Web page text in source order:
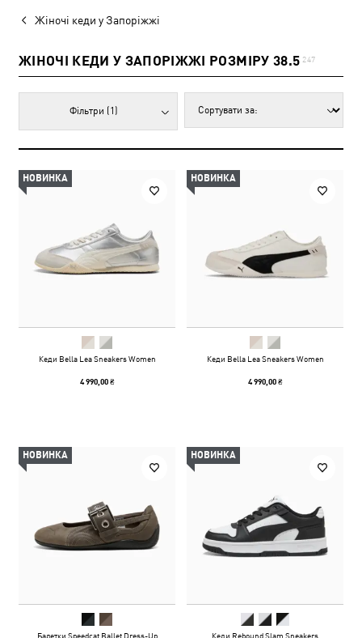
Жіночі кеди у Запоріжжі
ЖІНОЧІ КЕДИ У ЗАПОРІЖЖІ РОЗМІРУ 38.5 247
Фільтри (1)
НОВИНКА
Кеди Bella Lea Sneakers Women
4 990,00 ₴
НОВИНКА
Кеди Bella Lea Sneakers Women
4 990,00 ₴
НОВИНКА
Балетки Speedcat Ballet Dress-Up
НОВИНКА
Кеди Rebound Slam Sneakers